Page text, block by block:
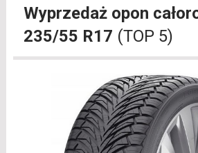
Wyprzedaż opon
235/55 R17 (TOP 5)